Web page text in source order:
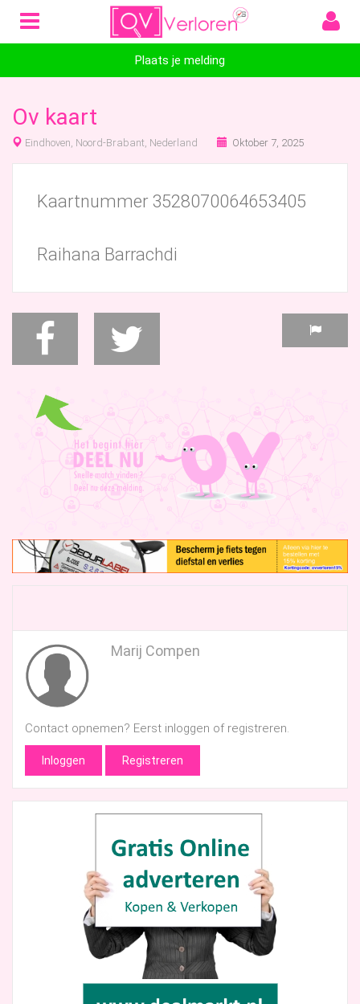
Plaats je melding
Ov kaart
Eindhoven, Noord-Brabant, Nederland Oktober 7, 2025
Kaartnummer 3528070064653405
Raihana Barrachdi
Marij Compen
Contact opnemen? Eerst inloggen of registreren.
Inloggen Registreren